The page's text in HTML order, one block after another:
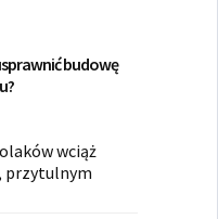
budowę
wciąż
przytulnym